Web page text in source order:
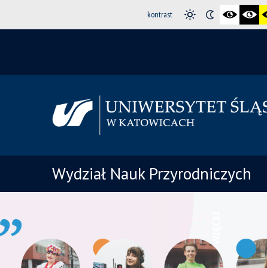
kontrast
Wydział Nauk Przyrodniczych